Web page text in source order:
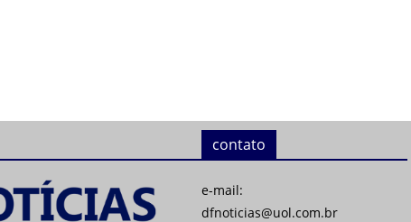
contato
e-mail:
dfnoticias@uol.com.br